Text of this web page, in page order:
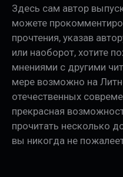
Здесь сам автор
можете
прочтения, указав
или наоборот, хотите
мнениями с другими
мере возможно на
отечественных
прекрасная
прочитать несколько
вы никогда не